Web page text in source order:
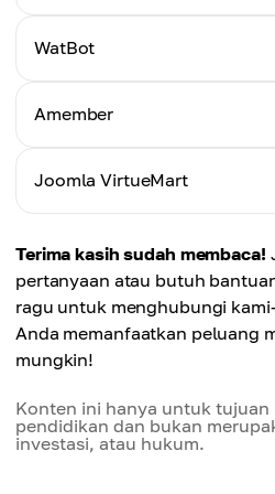
Tutorial
WatBot
Tutorial
Amember
Tutorial
Joomla VirtueMart
Klik Di Sini
Terima kasih sudah membaca!
pertanyaan atau butuh
ragu untuk menghubungi
Anda memanfaatkan peluang
mungkin!
Konten ini hanya untuk tujuan
pendidikan dan bukan
investasi, atau hukum.